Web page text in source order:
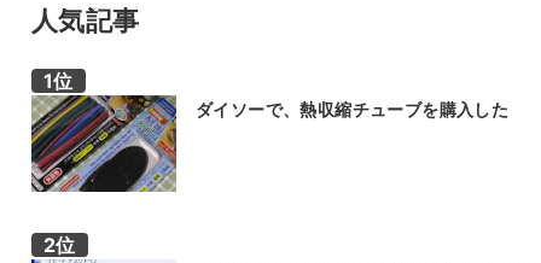
人気記事
ダイソーで、熱収縮チューブを購入した